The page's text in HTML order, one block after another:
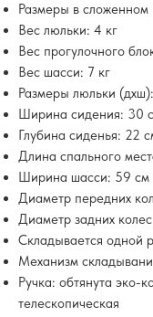
Размеры в
Вес люльки: 4 кг
Вес прогулочного
Вес шасси: 7 кг
Размеры люльки
Ширина сидения: 30
Глубина сиденья: 22
Длина спального
Ширина шасси: 59 см
Диаметр передних
Диаметр задних
Складывается одной
Механизм
Ручка: обтянута эко-
телескопическая